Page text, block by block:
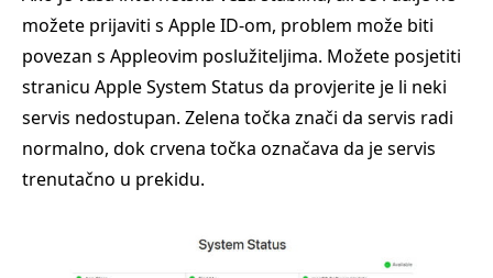
možete prijaviti s Apple ID-om, problem može biti
povezan s Appleovim poslužiteljima. Možete posjetiti
stranicu Apple System Status da provjerite je li neki
servis nedostupan. Zelena točka znači da servis radi
normalno, dok crvena točka označava da je servis
trenutačno u prekidu.